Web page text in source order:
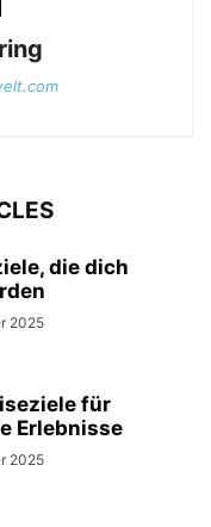
die dich
2025
für
Erlebnisse
2025